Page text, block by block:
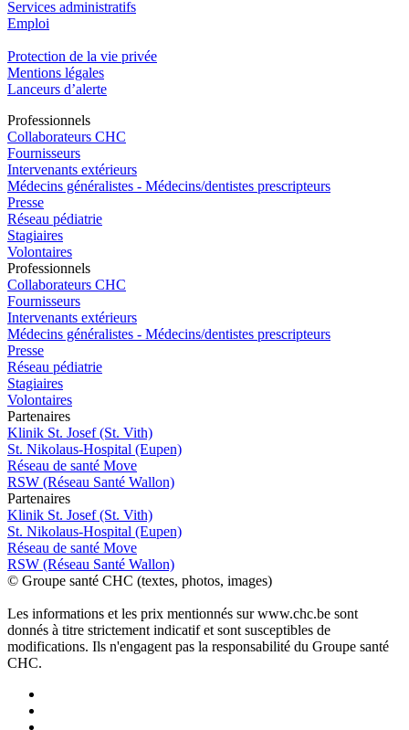
Services administratifs
Emploi​
Protection de la vie privée
Mentions légales
Lanceurs d’alerte
Professionnels
Collaborateurs CHC
Fournisseurs
Intervenants extérieurs
Médecins généralistes - Médecins/dentistes prescripteurs
Presse
Réseau pédiatrie
Stagiaires
Volontaires
Professionnels
Collaborateurs CHC
Fournisseurs
Intervenants extérieurs
Médecins généralistes - Médecins/dentistes prescripteurs
Presse
Réseau pédiatrie
Stagiaires
Volontaires
Partenaires
Klinik St. Josef (St. Vith)
St. Nikolaus-Hospital (Eupen)
Réseau de santé Move
RSW (Réseau Santé Wallon)
Partenaires
Klinik St. Josef (St. Vith)
St. Nikolaus-Hospital (Eupen)
Réseau de santé Move
RSW (Réseau Santé Wallon)
© Groupe santé CHC (textes, photos, images)
Les informations et les prix mentionnés sur www.chc.be sont
donnés à titre strictement indicatif et sont susceptibles de
modifications. Ils n'engagent pas la responsabilité du Groupe santé
CHC.